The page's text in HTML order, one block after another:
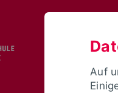
Auf